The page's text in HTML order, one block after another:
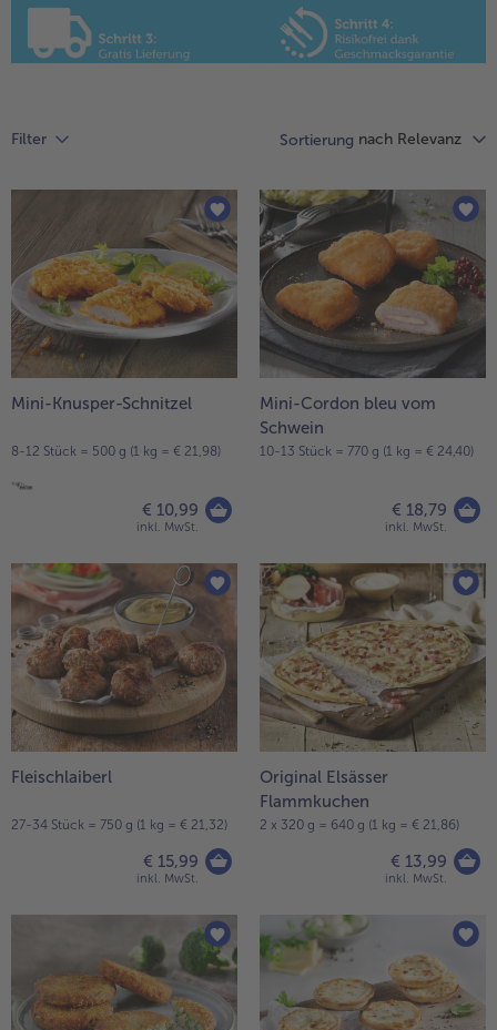
alle Hausmannskost & Suppen
alle Obst
Brot & Gebäck
Wein & Spirituosen
alle Wein & Spirituosen
Küchenhelfer
alle Küchenhelfer
Filter Sortierung nach Relevanz
Mini-Knusper-Schnitzel
8-12 Stück = 500 g (1 kg = € 21,98)
€ 10,99
inkl. MwSt.
Mini-Cordon bleu vom
Schwein
10-13 Stück = 770 g (1 kg = € 24,40)
€ 18,79
inkl. MwSt.
Fleischlaiberl
27-34 Stück = 750 g (1 kg = € 21,32)
€ 15,99
inkl. MwSt.
Original Elsässer
Flammkuchen
2 x 320 g = 640 g (1 kg = € 21,86)
€ 13,99
inkl. MwSt.